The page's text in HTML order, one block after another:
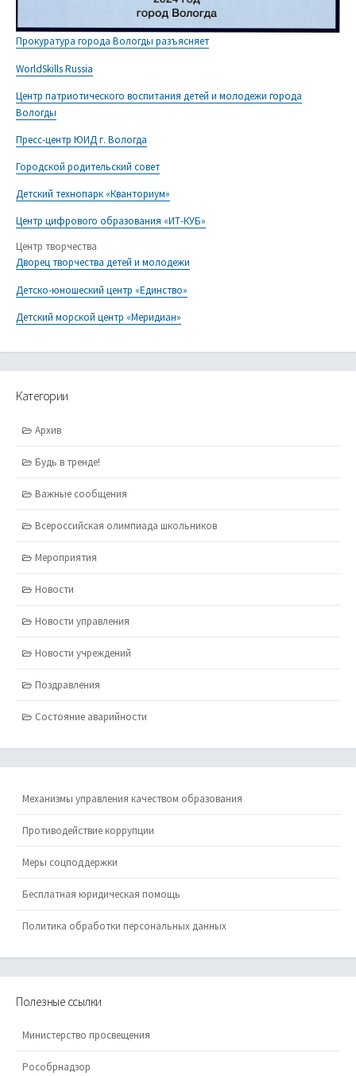
Прокуратура города Вологды разъясняет
WorldSkills Russia
Центр патриотического воспитания детей и молодежи города
Вологды
Пресс-центр ЮИД г. Вологда
Городской родительский совет
Детский технопарк «Кванториум»
Центр цифрового образования «ИТ-КУБ»
Центр творчества
Дворец творчества детей и молодежи
Детско-юношеский центр «Единство»
Детский морской центр «Меридиан»
Категории
Архив
Будь в тренде!
Важные сообщения
Всероссийская олимпиада школьников
Мероприятия
Новости
Новости управления
Новости учреждений
Поздравления
Состояние аварийности
Механизмы управления качеством образования
Противодействие коррупции
Меры соцподдержки
Бесплатная юридическая помощь
Политика обработки персональных данных
Полезные ссылки
Министерство просвещения
Рособрнадзор